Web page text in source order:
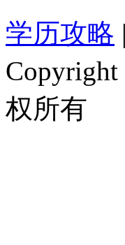
学历攻略 |
权所有